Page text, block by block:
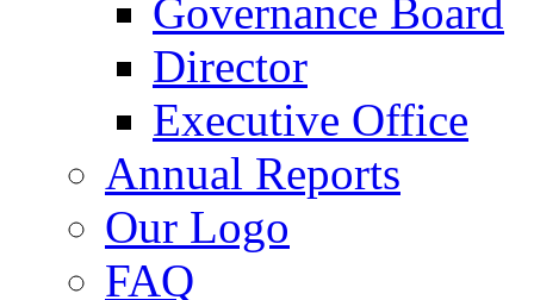
Governance Board
Director
Executive Office
Annual Reports
Our Logo
FAQ